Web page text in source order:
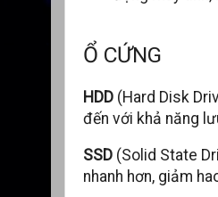
Ổ CỨNG
HDD (Hard Disk
đến với khả năng
SSD (Solid State
nhanh hơn, giảm